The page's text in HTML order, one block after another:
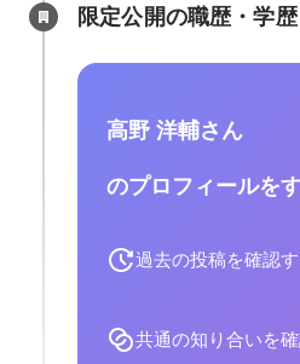
限定公開の職歴・学歴
高野 洋輔さん
のプロフィールを
過去の投稿を確認す
共通の知り合いを